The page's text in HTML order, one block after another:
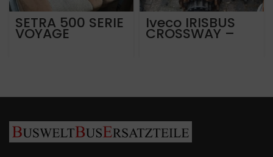
SETRA 500 SERIE
VOYAGE
SUPREME
Iveco IRISBUS
CROSSWAY –
ARWAY LE